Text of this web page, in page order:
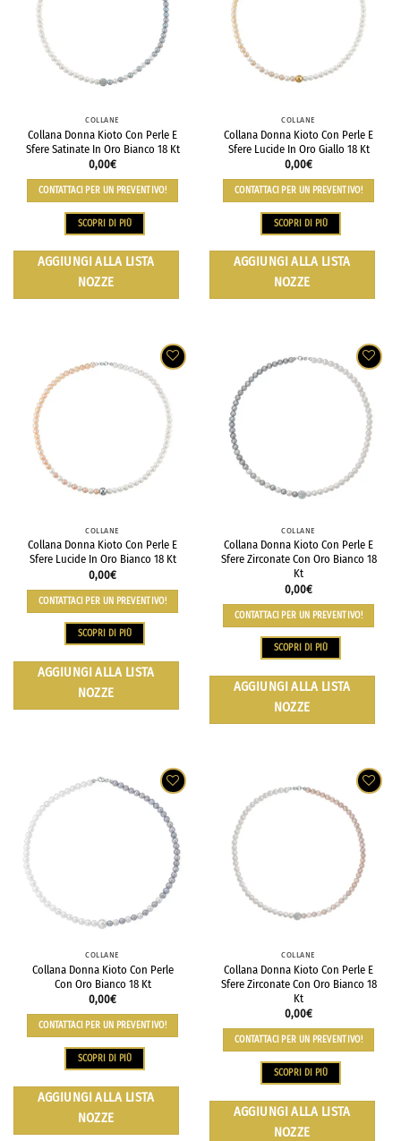
COLLANE
Collana Donna Kioto Con Perle E
Sfere Satinate In Oro Bianco 18 Kt
0,00€
CONTATTACI PER UN PREVENTIVO!
SCOPRI DI PIÙ
AGGIUNGI ALLA LISTA
NOZZE
COLLANE
Collana Donna Kioto Con Perle E
Sfere Lucide In Oro Giallo 18 Kt
0,00€
CONTATTACI PER UN PREVENTIVO!
SCOPRI DI PIÙ
AGGIUNGI ALLA LISTA
NOZZE
COLLANE
Collana Donna Kioto Con Perle E
Sfere Lucide In Oro Bianco 18 Kt
0,00€
CONTATTACI PER UN PREVENTIVO!
SCOPRI DI PIÙ
AGGIUNGI ALLA LISTA
NOZZE
COLLANE
Collana Donna Kioto Con Perle E
Sfere Zirconate Con Oro Bianco 18
Kt
0,00€
CONTATTACI PER UN PREVENTIVO!
SCOPRI DI PIÙ
AGGIUNGI ALLA LISTA
NOZZE
COLLANE
Collana Donna Kioto Con Perle
Con Oro Bianco 18 Kt
0,00€
CONTATTACI PER UN PREVENTIVO!
SCOPRI DI PIÙ
AGGIUNGI ALLA LISTA
NOZZE
COLLANE
Collana Donna Kioto Con Perle E
Sfere Zirconate Con Oro Bianco 18
Kt
0,00€
CONTATTACI PER UN PREVENTIVO!
SCOPRI DI PIÙ
AGGIUNGI ALLA LISTA
NOZZE